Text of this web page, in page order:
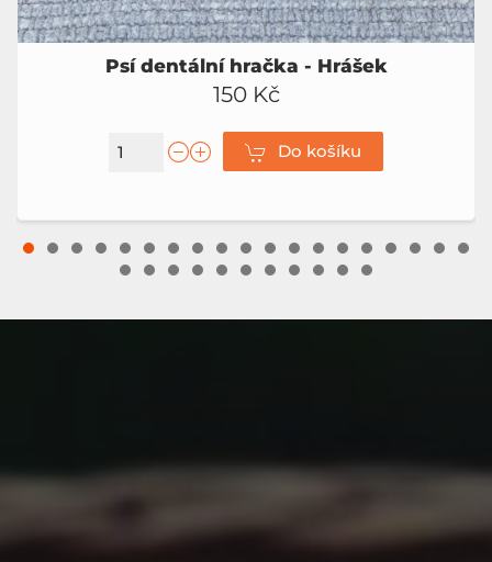
Psí dentální hračka - Hrášek
150 Kč
Do košíku